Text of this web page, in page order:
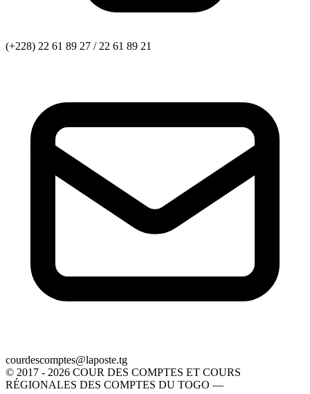
(+228) 22 61 89 27 / 22 61 89 21
gt.etsopal@setpmocsedruoc
© 2017 - 2026 COUR DES COMPTES ET COURS
RÉGIONALES DES COMPTES DU TOGO —